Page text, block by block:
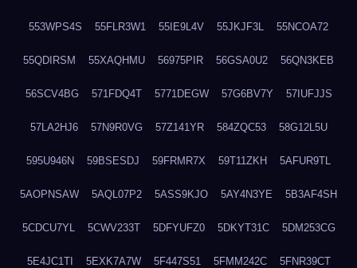
553WPS4S 55FLR3W1 55IE9L4V 55JKJF3L 55NCOA72
55QDIRSM 55XAQHMU 56975PIR 56GSA0U2 56QN3KEB
56SCV4BG 571FDQ4T 5771DEGW 57G6BV7Y 57IUFJJS
57LA2HJ6 57N9R0VG 57Z141YR 584ZQC53 58G12L5U
595U946N 59BSESDJ 59FRMR7X 59T11ZKH 5AFUR9TL
5AOPNSAW 5AQL07P2 5ASS9KJO 5AY4N3YE 5B3AF4SH
5CDCU7YL 5CWV233T 5DFYUFZ0 5DKYT31C 5DM253CG
5E4JC1TI 5EXK7A7W 5F447S51 5FMM242C 5FNR39CT